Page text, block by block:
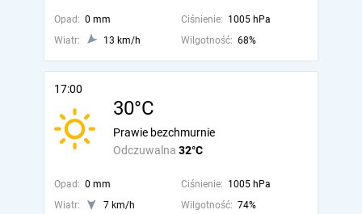
Opad: 0 mm Ciśnienie: 1005 hPa
Wiatr:
13 km/h Wilgotność: 68%
17:00
30°C
Odczuwalna 32°C
Prawie bezchmurnie
Opad: 0 mm Ciśnienie: 1005 hPa
Wiatr:
7 km/h Wilgotność: 74%